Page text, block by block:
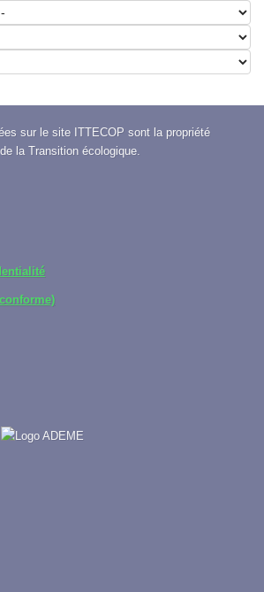
sur le site ITTECOP sont la propriété
la Transition écologique.